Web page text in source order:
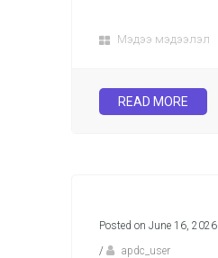
Мэдээ мэдээлэл
READ MORE
Posted on June 16, 2026
/
apdc_user